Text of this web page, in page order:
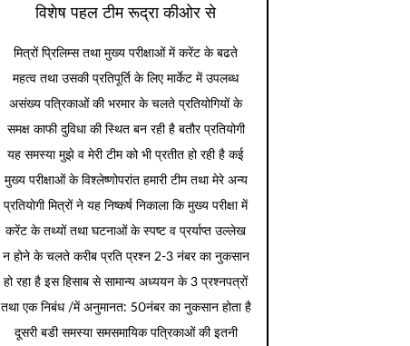
विशेष पहल टीम रूद्रा कीओर से
मित्रों प्रिलिम्स तथा मुख्य परीक्षाओं में करेंट के बढते
महत्व तथा उसकी प्रतिपूर्ति के लिए मार्केट में उपलब्ध
असंख्य पत्रिकाओं की भरमार के चलते प्रतियोगियों के
समक्ष काफी दुविधा की स्थित बन रही है बतौर प्रतियोगी
यह समस्या मुझे व मेरी टीम को भी प्रतीत हो रही है कई
मुख्य परीक्षाओं के विश्लेष्णोपरांत हमारी टीम तथा मेरे अन्य
प्रतियोगी मित्रों ने यह निष्कर्ष निकाला कि मुख्य परीक्षा में
करेंट के तथ्यों तथा घटनाओं के स्पष्ट व प्रर्याप्त उल्लेख
न होने के चलते करीब प्रति प्रश्न 2-3 नंबर का नुकसान
हो रहा है इस हिसाब से सामान्य अध्ययन के 3 प्रश्नपत्रों
तथा एक निबंध /में अनुमानत: 50नंबर का नुकसान होता है
दूसरी बडी समस्या समसमायिक पत्रिकाओं की इतनी